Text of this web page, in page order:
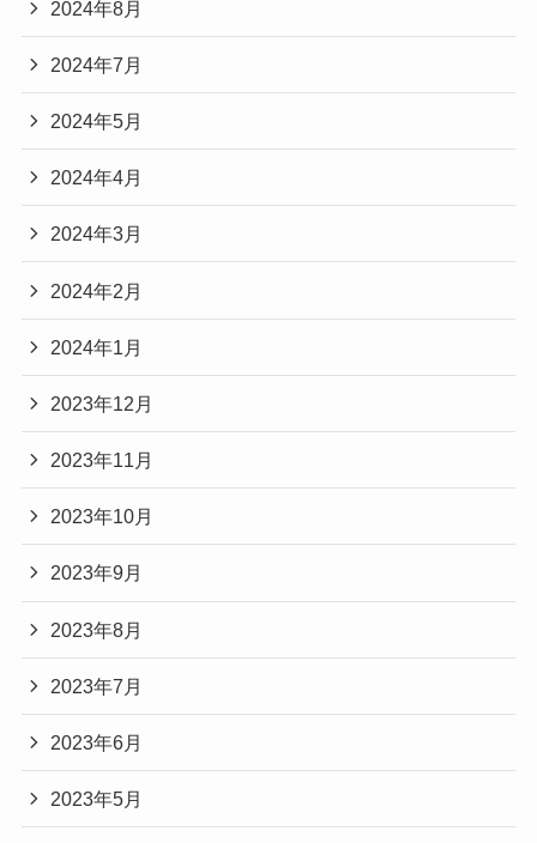
2024年8月
2024年7月
2024年5月
2024年4月
2024年3月
2024年2月
2024年1月
2023年12月
2023年11月
2023年10月
2023年9月
2023年8月
2023年7月
2023年6月
2023年5月